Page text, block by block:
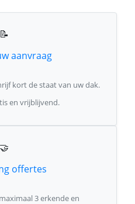
📝
aanvraag
kort de staat van uw dak.
en vrijblijvend.
🤝
offertes
3 erkende en